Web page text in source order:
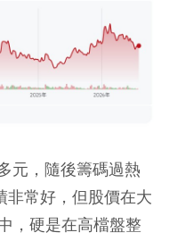
元，隨後籌碼過熱
非常好，但股價在大
，硬是在高檔盤整